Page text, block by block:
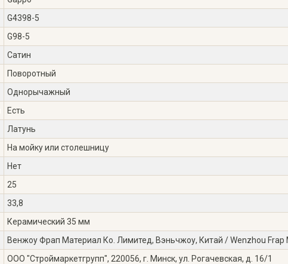
G4398-5
G98-5
Сатин
Поворотный
Однорычажный
Есть
Латунь
На мойку или столешницу
Нет
25
33,8
Керамический 35 мм
Венжоу Фрап Материал Ко. Лимитед, Вэньчжоу, Китай / Wenzhou Frap
ООО "Строймаркетгрупп", 220056, г. Минск, ул. Рогачевская, д. 16/1